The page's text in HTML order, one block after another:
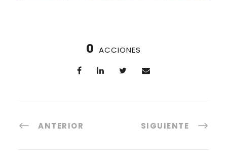
0 ACCIONES
ANTERIOR SIGUIENTE